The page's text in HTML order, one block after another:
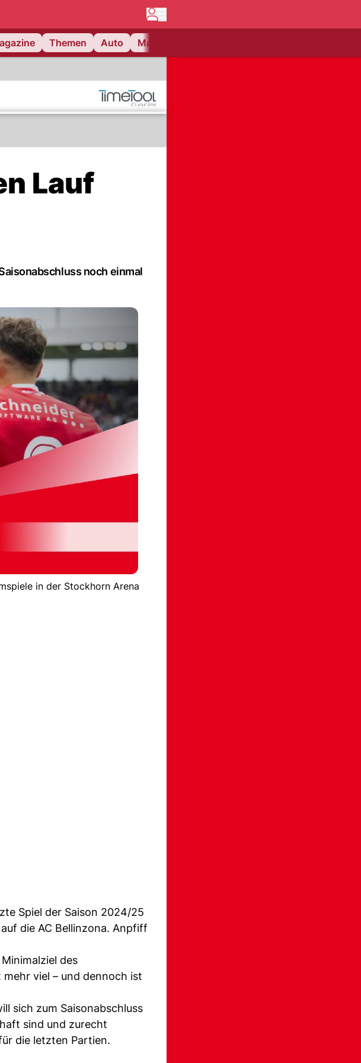
Themen Auto Matchcenter
Lauf
noch einmal
in der Stockhorn Arena
Spiel der Saison 2024/25
die AC Bellinzona. Anpfiff
des
viel – und dennoch ist
sich zum Saisonabschluss
sind und zurecht
die letzten Partien.